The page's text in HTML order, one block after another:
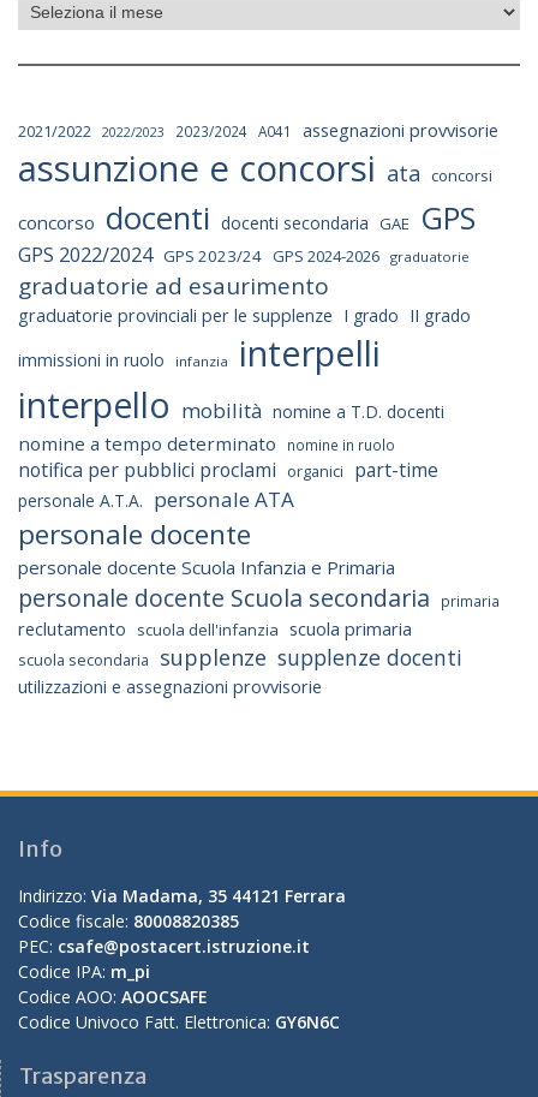
2021/2022 2022/2023 2023/2024 A041 assegnazioni provvisorie
assunzione e concorsi ata concorsi
concorso docenti docenti secondaria GAE GPS
GPS 2022/2024 GPS 2023/24 GPS 2024-2026 graduatorie
graduatorie ad esaurimento
graduatorie provinciali per le supplenze I grado II grado
immissioni in ruolo
infanzia interpelli
interpello mobilità nomine a T.D. docenti
nomine a tempo determinato nomine in ruolo
notifica per pubblici proclami organici part-time
personale A.T.A. personale ATA
personale docente
personale docente Scuola Infanzia e Primaria
personale docente Scuola secondaria primaria
reclutamento scuola dell'infanzia scuola primaria
scuola secondaria supplenze supplenze docenti
utilizzazioni e assegnazioni provvisorie
Info
Indirizzo: Via Madama, 35 44121 Ferrara
Codice fiscale: 80008820385
PEC: csafe@postacert.istruzione.it
Codice IPA: m_pi
Codice AOO: AOOCSAFE
Codice Univoco Fatt. Elettronica: GY6N6C
Trasparenza